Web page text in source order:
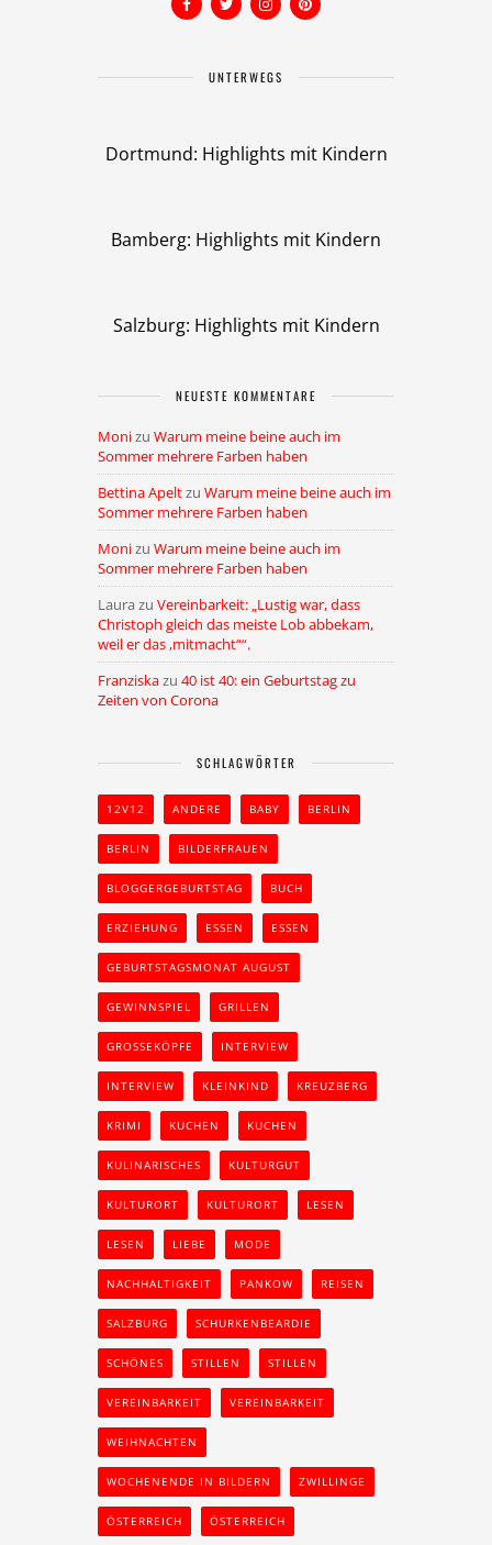
UNTERWEGS
Dortmund: Highlights mit Kindern
Bamberg: Highlights mit Kindern
Salzburg: Highlights mit Kindern
NEUESTE KOMMENTARE
Monizu Warum meine beine auch im
Sommer mehrere Farben haben
Bettina Apeltzu Warum meine beine auch im
Sommer mehrere Farben haben
Monizu Warum meine beine auch im
Sommer mehrere Farben haben
Laura zu Vereinbarkeit: „Lustig war, dass
Christoph gleich das meiste Lob abbekam,
weil er das ,mitmacht““.
Franziskazu 40 ist 40: ein Geburtstag zu
Zeiten von Corona
SCHLAGWÖRTER
12V12 ANDERE BABY BERLIN
BERLIN BILDERFRAUEN
BLOGGERGEBURTSTAG BUCH
ERZIEHUNG ESSEN ESSEN
GEBURTSTAGSMONAT AUGUST
GEWINNSPIEL GRILLEN
GROSSEKÖPFE INTERVIEW
INTERVIEW KLEINKIND KREUZBERG
KRIMI KUCHEN KUCHEN
KULINARISCHES KULTURGUT
KULTURORT KULTURORT LESEN
LESEN LIEBE MODE
NACHHALTIGKEIT PANKOW REISEN
SALZBURG SCHURKENBEARDIE
SCHÖNES STILLEN STILLEN
VEREINBARKEIT VEREINBARKEIT
WEIHNACHTEN
WOCHENENDE IN BILDERN ZWILLINGE
ÖSTERREICH ÖSTERREICH